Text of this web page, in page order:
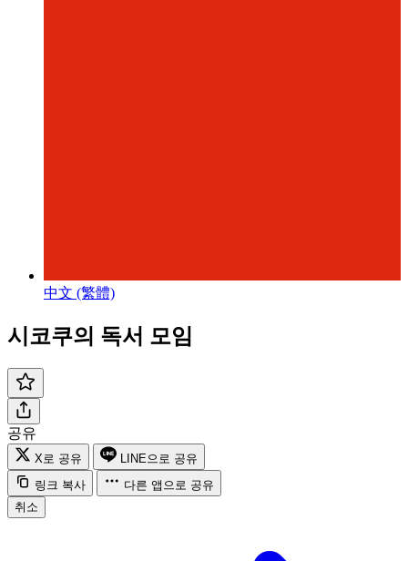
中文 (繁體)
시코쿠의 독서 모임
공유
X로 공유
LINE으로 공유
링크 복사
다른 앱으로 공유
취소